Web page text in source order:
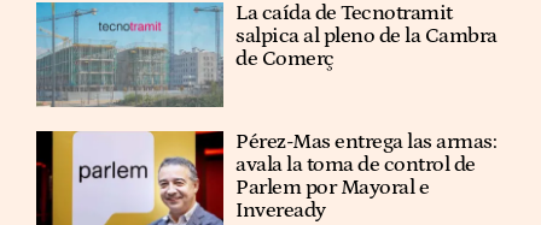
La caída de Tecnotramit
salpica al pleno de la Cambra
de Comerç
Pérez-Mas entrega las armas:
avala la toma de control de
Parlem por Mayoral e
Inveready